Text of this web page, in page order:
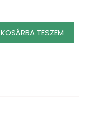
KOSÁRBA TESZEM